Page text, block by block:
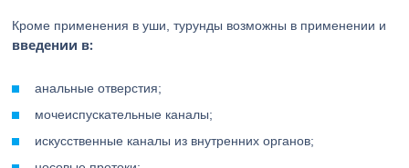
Кроме применения в уши, турунды возможны в применении и
введении в:
анальные отверстия;
мочеиспускательные каналы;
искусственные каналы из внутренних органов;